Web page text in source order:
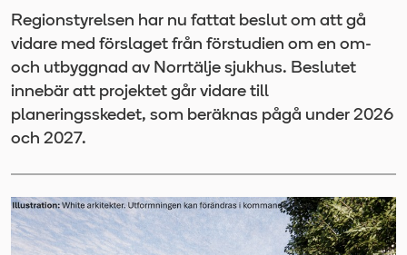
Regionstyrelsen har nu fattat beslut om att gå
vidare med förslaget från förstudien om en om-
och utbyggnad av Norrtälje sjukhus. Beslutet
innebär att projektet går vidare till
planeringsskedet, som beräknas pågå under 2026
och 2027.